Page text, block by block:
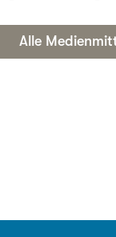
Alle